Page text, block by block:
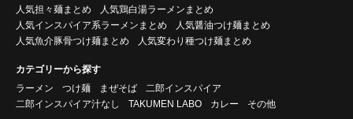
人気担々麺まとめ
人気鶏白湯ラーメンまとめ
人気インスパイア系ラーメンまとめ
人気醤油つけ麺まとめ
人気魚介豚骨つけ麺まとめ
人気変わり種つけ麺まとめ
カテゴリーから探す
ラーメン
つけ麺 まぜそば
二郎インスパイア
二郎インスパイア汁なし
TAKUMEN LABO カレー その他